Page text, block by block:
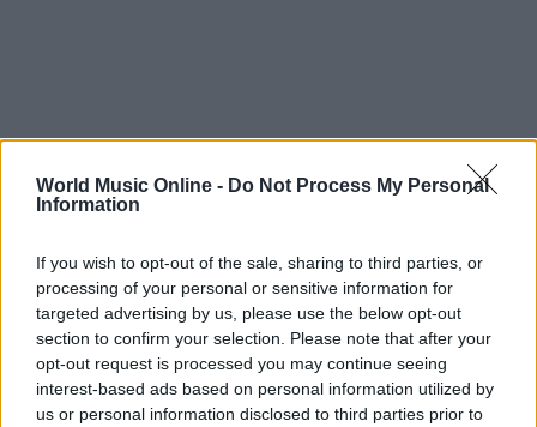
World Music Online - Do Not Process My Personal
Information
If you wish to opt-out of the sale, sharing to third parties, or
processing of your personal or sensitive information for
targeted advertising by us, please use the below opt-out
section to confirm your selection. Please note that after your
opt-out request is processed you may continue seeing
interest-based ads based on personal information utilized by
us or personal information disclosed to third parties prior to
Continua a leggere